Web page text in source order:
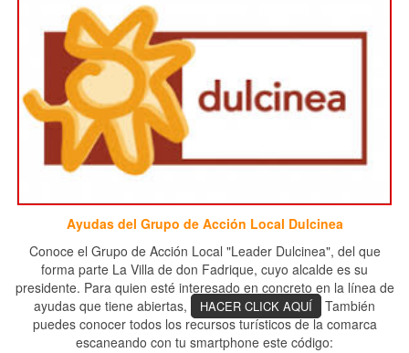
Ayudas del Grupo de Acción Local Dulcinea
Conoce el Grupo de Acción Local "Leader Dulcinea", del que
forma parte La Villa de don Fadrique, cuyo alcalde es su
presidente. Para quien esté interesado en concreto en la línea de
ayudas que tiene abiertas,
HACER CLICK AQUÍ
También
puedes conocer todos los recursos turísticos de la comarca
escaneando con tu smartphone este código: